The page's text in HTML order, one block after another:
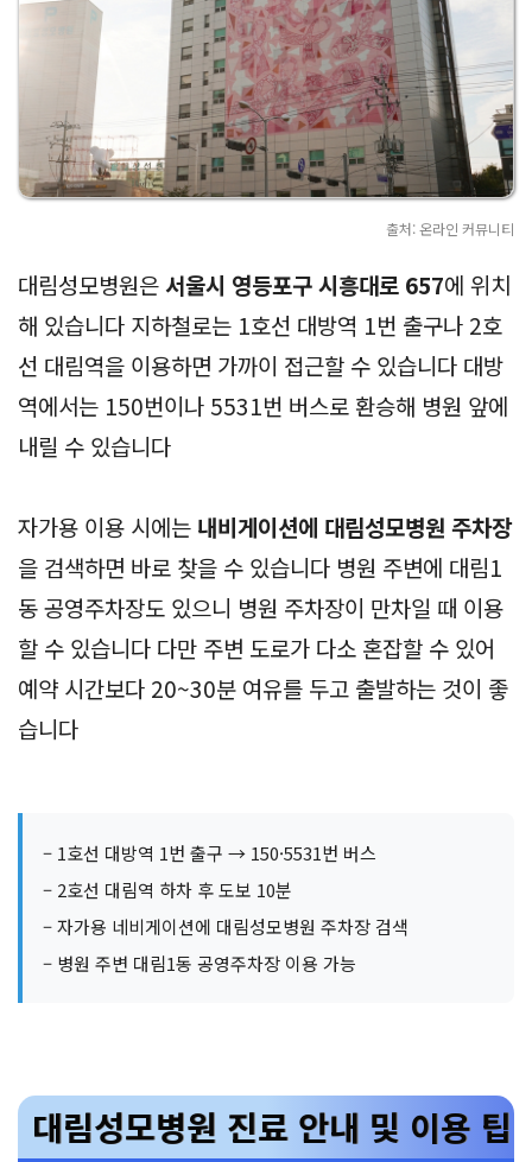
출처: 온라인 커뮤니티
대림성모병원은서울시 영등포구 시흥대로 657에 위치
해 있습니다 지하철로는 1호선 대방역 1번 출구나 2호
선 대림역을 이용하면 가까이 접근할 수 있습니다 대방
역에서는 150번이나 5531번 버스로 환승해 병원 앞에
내릴 수 있습니다
자가용 이용 시에는 내비게이션에 대림성모병원 주차장
을 검색하면 바로 찾을 수 있습니다 병원 주변에 대림1
동 공영주차장도 있으니 병원 주차장이 만차일 때 이용
할 수 있습니다 다만 주변 도로가 다소 혼잡할 수 있어
예약 시간보다 20~30분 여유를 두고 출발하는 것이 좋
습니다
– 1호선 대방역 1번 출구 → 150·5531번 버스
– 2호선 대림역 하차 후 도보 10분
– 자가용 네비게이션에 대림성모병원 주차장 검색
– 병원 주변 대림1동 공영주차장 이용 가능
대림성모병원 진료 안내 및 이용 팁